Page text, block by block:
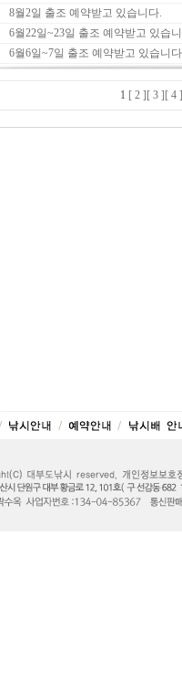
8월2일 출조 예약받고 있습니다.
6월22일~23일 출조 예약받고 있습
6월6일~7일 출조 예약받고 있습니
1 [ 2 ] [ 3 ] [ 4 ]